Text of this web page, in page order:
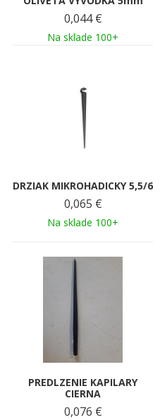
0,044 €
Na sklade 100+
DRZIAK MIKROHADICKY 5,5/6
0,065 €
Na sklade 100+
PREDLZENIE KAPILARY
CIERNA
0,076 €